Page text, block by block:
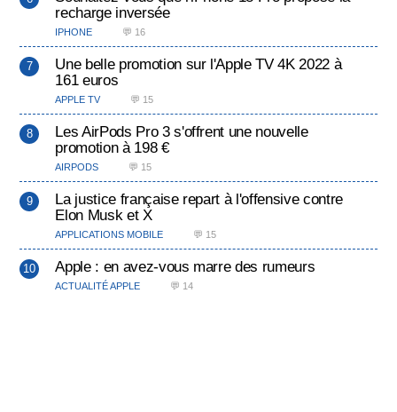
recharge inversée
IPHONE 💬 16
Une belle promotion sur l'Apple TV 4K 2022 à
161 euros
APPLE TV 💬 15
Les AirPods Pro 3 s'offrent une nouvelle
promotion à 198 €
AIRPODS 💬 15
La justice française repart à l'offensive contre
Elon Musk et X
APPLICATIONS MOBILE 💬 15
Apple : en avez-vous marre des rumeurs
ACTUALITÉ APPLE 💬 14